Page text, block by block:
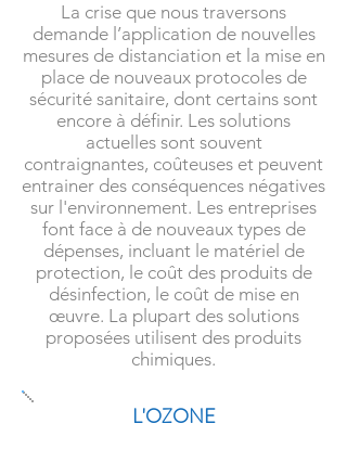
La crise que nous traversons
demande l’application de nouvelles
mesures de distanciation et la mise en
place de nouveaux protocoles de
sécurité sanitaire, dont certains sont
encore à définir. Les solutions
actuelles sont souvent
contraignantes, coûteuses et peuvent
entrainer des conséquences négatives
sur l'environnement. Les entreprises
font face à de nouveaux types de
dépenses, incluant le matériel de
protection, le coût des produits de
désinfection, le coût de mise en
œuvre. La plupart des solutions
proposées utilisent des produits
chimiques.
L'OZONE